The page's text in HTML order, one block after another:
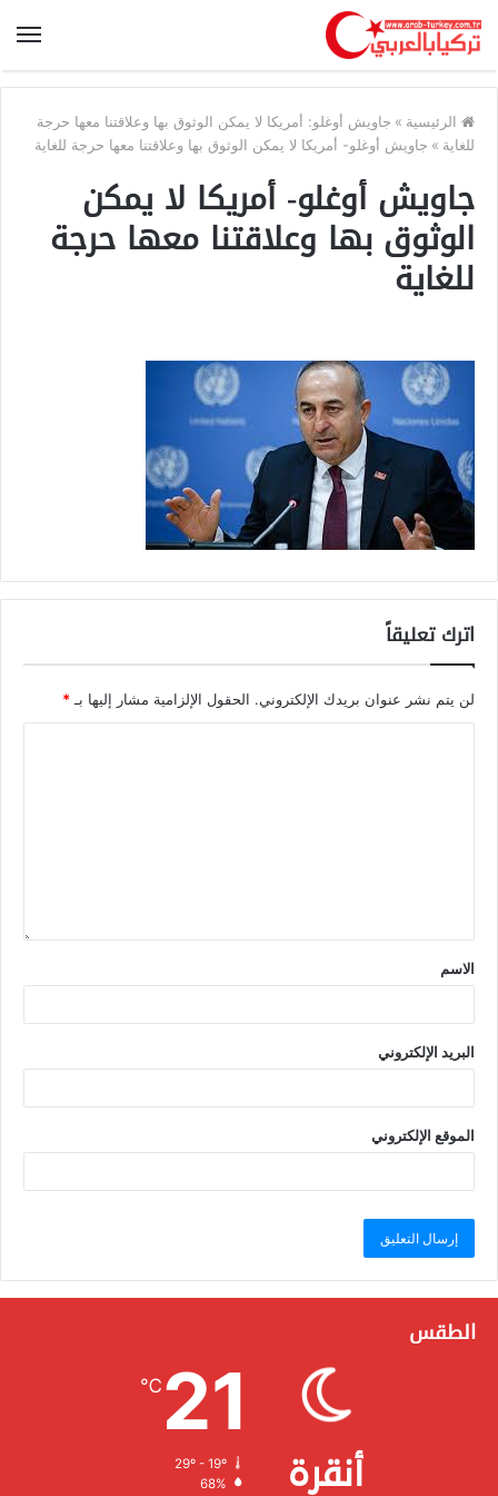
الرئيسية » جاويش أوغلو: أمريكا لا يمكن الوثوق بها وعلاقتنا معها حرجة
للغاية » جاويش أوغلو- أمريكا لا يمكن الوثوق بها وعلاقتنا معها حرجة للغاية
جاويش أوغلو- أمريكا لا يمكن
الوثوق بها وعلاقتنا معها حرجة
للغاية
اترك تعليقاً
لن يتم نشر عنوان بريدك الإلكتروني. الحقول الإلزامية مشار إليها بـ *
الاسم
البريد الإلكتروني
الموقع الإلكتروني
الطقس
أنقرة
21
℃
29º - 19º
الرطوبة: